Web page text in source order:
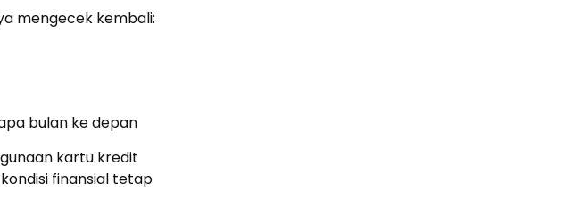
mengecek kembali:
bulan ke depan
kartu kredit
finansial tetap